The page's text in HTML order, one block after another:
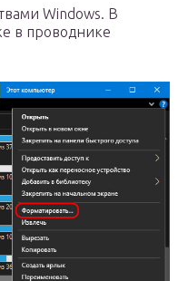
Windows. В
в проводнике